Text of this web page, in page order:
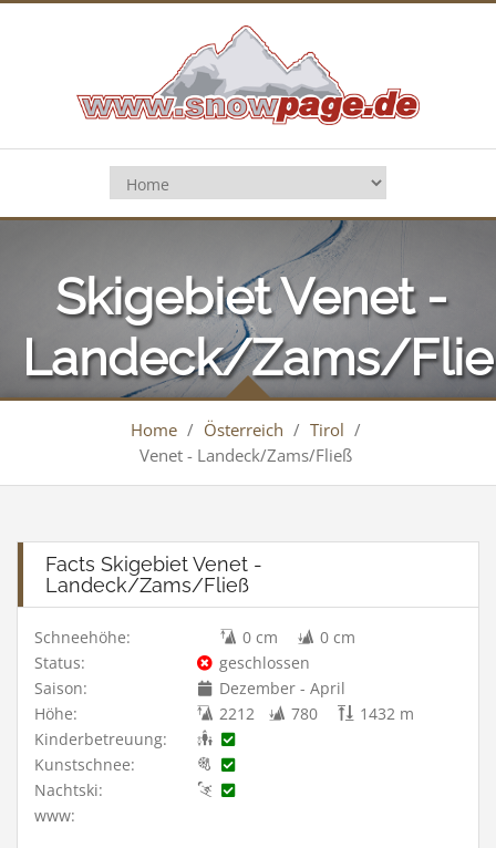
Skigebiet Venet -
Landeck/Zams/
Home / Österreich / Tirol /
Venet - Landeck/Zams/Fließ
Facts Skigebiet Venet -
Landeck/Zams/Fließ
Schneehöhe: 0 cm
0 cm
Status:
geschlossen
Saison:
Dezember - April
Höhe:
2212 780
1432 m
Kinderbetreuung:
Kunstschnee:
Nachtski:
www: